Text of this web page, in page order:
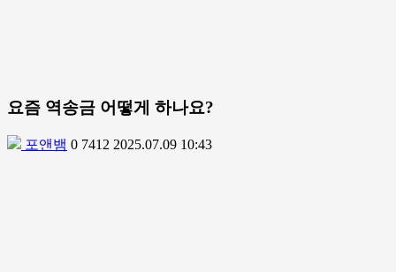
요즘 역송금 어떻게 하나요?
포앤뱀 0 7412 2025.07.09 10:43